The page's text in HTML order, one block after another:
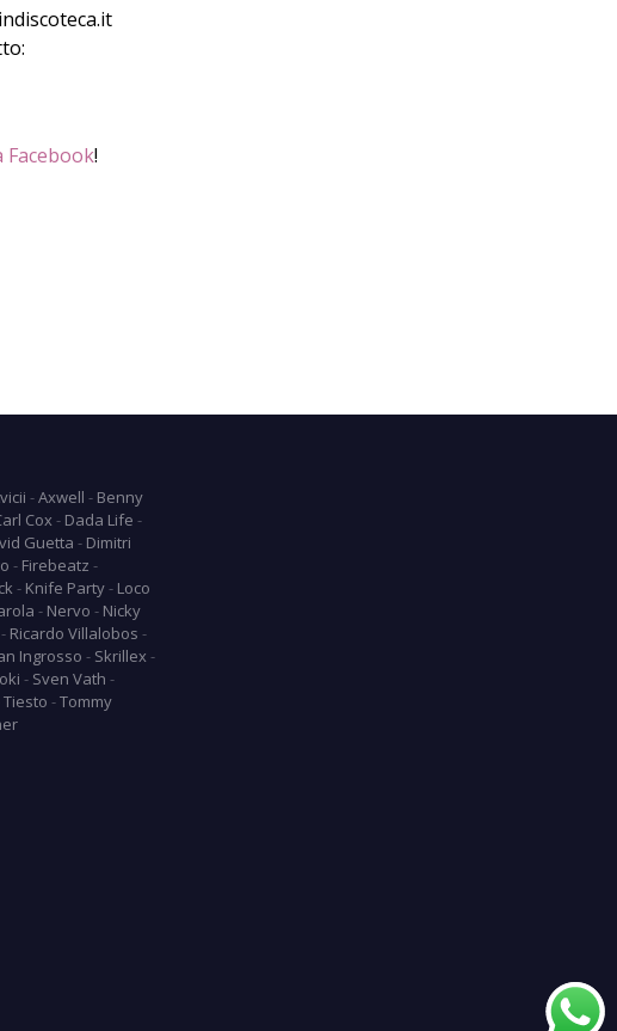
Facebook!
-Axwell - Benny
Cox- Dada Life -
Guetta - Dimitri
- Firebeatz -
- Knife Party- Loco
- Nervo - Nicky
- Ricardo Villalobos -
Ingrosso - Skrillex-
- Sven Vath -
Tiesto -Tommy